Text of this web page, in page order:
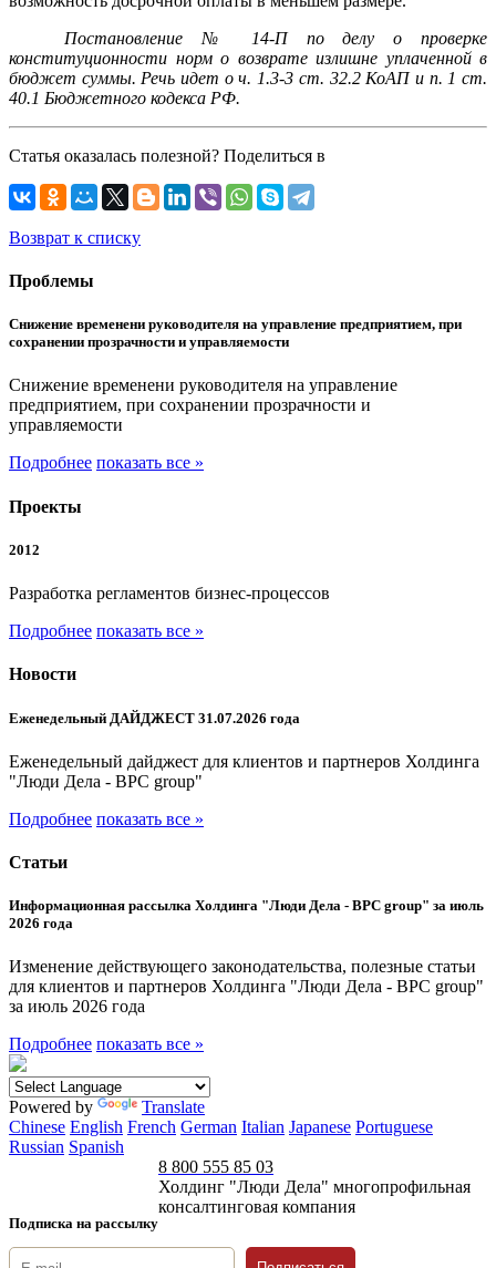
Постановление № 14-П по делу о проверке
конституционности норм о возврате излишне уплаченной в
бюджет суммы. Речь идет о ч. 1.3-3 ст. 32.2 КоАП и п. 1 ст.
40.1 Бюджетного кодекса РФ.
Статья оказалась полезной? Поделиться в
Возврат к списку
Проблемы
Снижение временени руководителя на управление предприятием, при
сохранении прозрачности и управляемости
Снижение временени руководителя на управление
предприятием, при сохранении прозрачности и
управляемости
Подробнее показать все »
Проекты
2012
Разработка регламентов бизнес-процессов
Подробнее показать все »
Новости
Еженедельный ДАЙДЖЕСТ 31.07.2026 года
Еженедельный дайджест для клиентов и партнеров Холдинга
"Люди Дела - BPC group"
Подробнее показать все »
Статьи
Информационная рассылка Холдинга "Люди Дела - BPC group" за июль
2026 года
Изменение действующего законодательства, полезные статьи
для клиентов и партнеров Холдинга "Люди Дела - BPC group"
за июль 2026 года
Подробнее показать все »
Powered by
Translate
Chinese English French German Italian Japanese Portuguese
Russian Spanish
Подписка на рассылку
8 800 555 85 03
Холдинг "Люди Дела" многопрофильная
консалтинговая компания